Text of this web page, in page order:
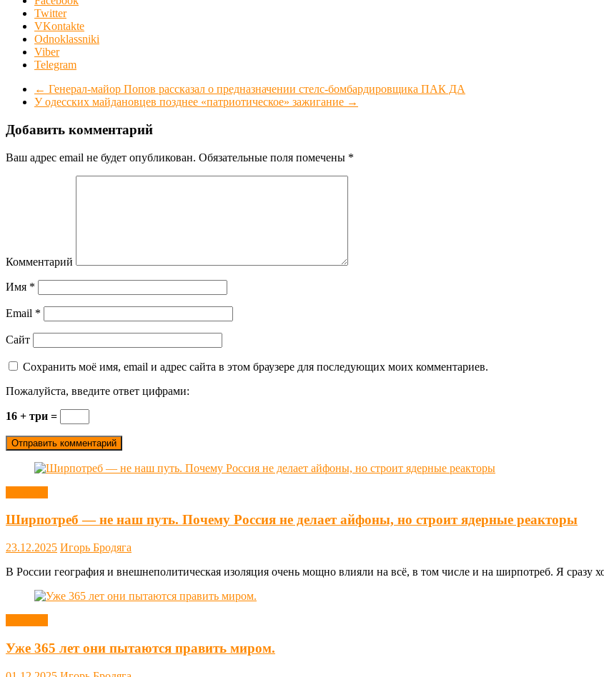
Twitter
VKontakte
Odnoklassniki
Viber
Telegram
← Генерал-майор Попов рассказал о предназначении стелс-бомбардировщика ПАК ДА
У одесских майдановцев позднее «патриотическое» зажигание →
Добавить комментарий
Ваш адрес email не будет опубликован. Обязательные поля помечены *
Комментарий
Имя *
Email *
Сайт
Сохранить моё имя, email и адрес сайта в этом браузере для последующих моих комментариев.
Пожалуйста, введите ответ цифрами:
16 + три =
Ширпотреб — не наш путь. Почему Россия не делает айфоны, но строит ядерные реакторы
23.12.2025 Игорь Бродяга
В России география и внешнеполитическая изоляция очень мощно влияли на всё, в том числе и на ширпотреб. Я сразу
Уже 365 лет они пытаются править миром.